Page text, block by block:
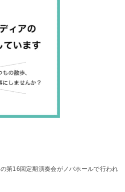
第16回定期演奏会がノバホールで行われ